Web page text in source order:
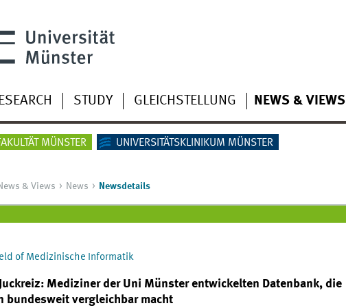
STUDY GLEICHSTELLUNG NEWS & VIEWS
MÜNSTER UNIVERSITÄTSKLINIKUM MÜNSTER
& Views News Newsdetails
of Medizinische Informatik
Mediziner der Uni Münster entwickelten Datenbank, die
bundesweit vergleichbar macht